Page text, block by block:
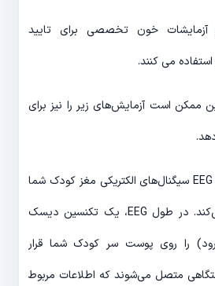
آزمایشات خون تخصصی برای تایید
می کنند.
ممکن است آزمایش‌های زیر را نیز برای
الکتروانسفالوگرام (EEG): EEG سیگنال‌های الکتریکی مغز کودک شما
را اندازه گیری و ثبت می‌کند. در طول EEG، یک تکنسین دیسک
را روی پوست سر کودک شما قرار
متصل می‌شوند که اطلاعات مربوط